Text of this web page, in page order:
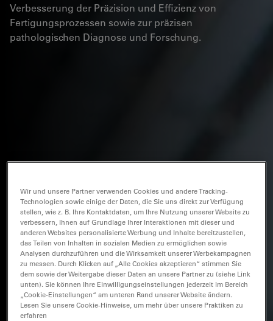
Verbesserung der Präzision und Effizienz von
Fertigungsprozessen sowie zur präzisen
pathologischen Diagnose und Forschung.
Wir und unsere Partner verwenden Cookies und andere Tracking-
Technologien sowie einige der Daten, die Sie uns direkt zur Verfügung
stellen, wie z. B. Ihre Kontaktdaten, um Ihre Nutzung unserer Website zu
verbessern, Ihnen auf Grundlage Ihrer Interaktionen mit dieser und
anderen Websites personalisierte Werbung und Inhalte bereitzustellen,
das Teilen von Inhalten in sozialen Medien zu ermöglichen sowie
Analysen durchzuführen und die Wirksamkeit unserer Werbekampagnen
zu messen. Durch Klicken auf „Alle Cookies akzeptieren“ stimmen Sie
dem sowie der Weitergabe dieser Daten an unsere Partner zu (siehe Link
unten). Sie können Ihre Einwilligungseinstellungen jederzeit im Bereich
„Cookie-Einstellungen“ am unteren Rand unserer Website ändern.
Lesen Sie unsere Cookie-Hinweise, um mehr über unsere Praktiken zu
erfahren